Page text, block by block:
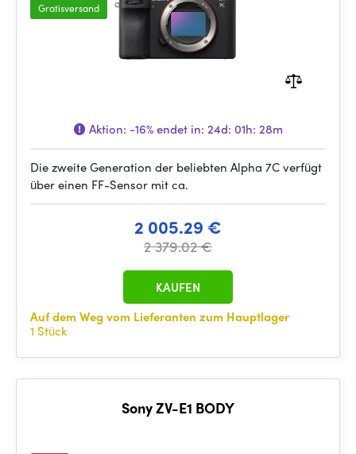
Gratisversand
Aktion: -16%endet in: 24d: 01h: 28m
Die zweite Generation der beliebten Alpha 7C verfügt
über einen FF-Sensor mit ca.
2 005.29 €
2 379.02 €
Auf dem Weg vom Lieferanten zum Hauptlager
1 Stück
KAUFEN
Sony ZV-E1 BODY